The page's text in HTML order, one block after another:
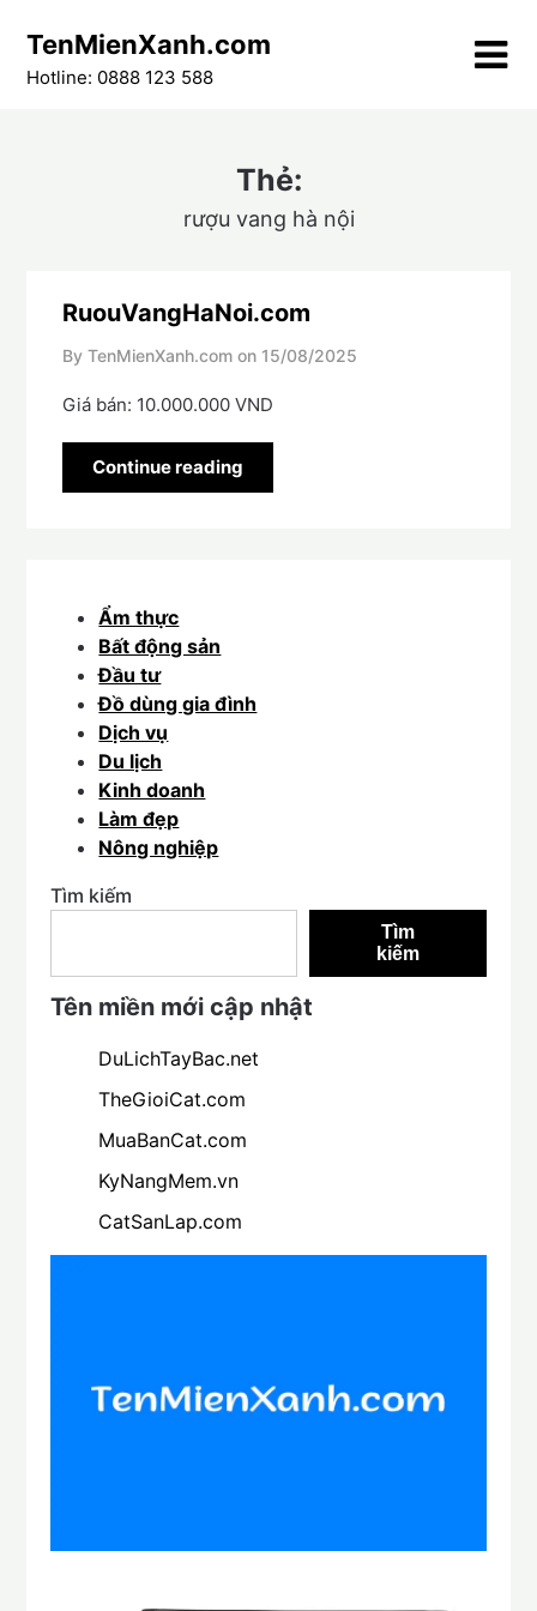
content
TenMienXanh.com
Hotline: 0888 123 588
Thẻ:
rượu vang hà nội
RuouVangHaNoi.com
By TenMienXanh.com on 15/08/2025
Giá bán: 10.000.000 VND
Continue reading
Ẩm thực
Bất động sản
Đầu tư
Đồ dùng gia đình
Dịch vụ
Du lịch
Kinh doanh
Làm đẹp
Nông nghiệp
Tìm kiếm
Tìm
kiếm
Tên miền mới cập nhật
DuLichTayBac.net
TheGioiCat.com
MuaBanCat.com
KyNangMem.vn
CatSanLap.com